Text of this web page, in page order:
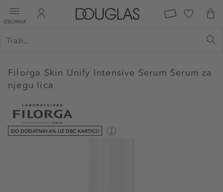
IZBORNIK
Filorga Skin Unify Intensive Serum Serum za
njegu lica
DO DODATNIH 6% UZ DBC KARTICU